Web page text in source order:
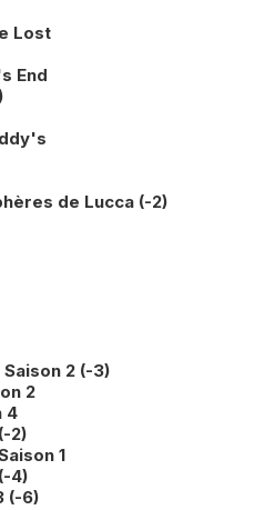
Lost
End
de Lucca (-2)
2 (-3)
2
4
2)
1
4)
(-6)